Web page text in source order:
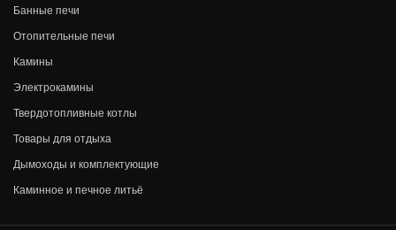
ПЛИТА 1-КОНФОРОЧНАЯ П1-10А (Р)
Банные печи
Отопительные печи
Камины
Электрокамины
Твердотопливные котлы
Товары для отдыха
Дымоходы и комплектующие
Каминное и печное литьё